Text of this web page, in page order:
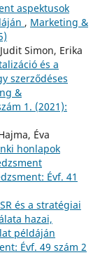
aspektusok
, Marketing &
Simon, Erika
és a
szerződéses
&
1. (2021):
Éva
honlapok
Évf. 41
és a stratégiai
hazai,
példáján
Évf. 49 szám 2